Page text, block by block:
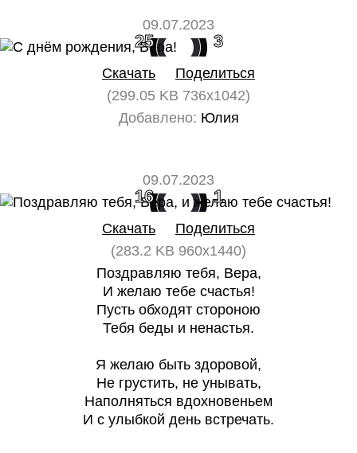
09.07.2023
25 3
Скачать
Поделиться
(299.05 KB 736x1042)
Добавлено: Юлия
09.07.2023
16 1
Скачать
Поделиться
(283.2 KB 960x1440)
Поздравляю тебя, Вера,
И желаю тебе счастья!
Пусть обходят стороною
Тебя беды и ненастья.
Я желаю быть здоровой,
Не грустить, не унывать,
Наполняться вдохновеньем
И с улыбкой день встречать.